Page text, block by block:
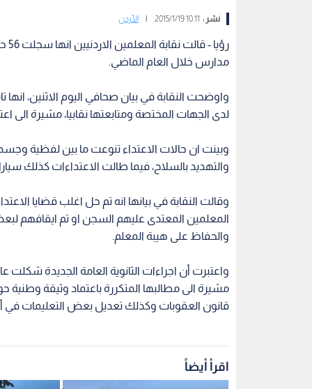
نشر : 10:11 2015/1/19 الأردن
مدارس خلال العام الماضي.
واوضحت النقابة في بيان صحافي اليوم الاثنين،
لدى الجهات المختصة ومتابعتها نقابيا، مشيرة الى
وبينت ان حالات الاعتداء تنوعت ما بين لفظية
والتهديد بالسلاح، فيما طالت الاعتداءات كذلك
وقالت النقابة في بيانها انه تم حل اغلب قضايا
المعلمين المعتدى عليهم السجن او تم ايقافهم
والحفاظ على هيبة المعلم.
واعتبرت أن اجراءات الثانوية العامة الجديدة شكلت
مشيرة الى مطالبها المتكررة باعتماد وثيقة
قانون العقوبات وكذلك تعديل بعض التعليمات في
اقرأ أيضاً